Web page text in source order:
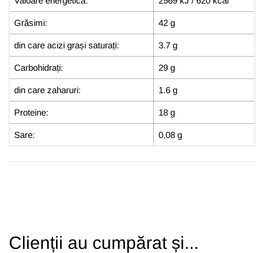
Grăsimi: 42 g
din care acizi grași saturați: 3.7 g
Carbohidrați: 29 g
din care zaharuri: 1.6 g
Proteine: 18 g
Sare: 0,08 g
Clienții au cumpărat și...